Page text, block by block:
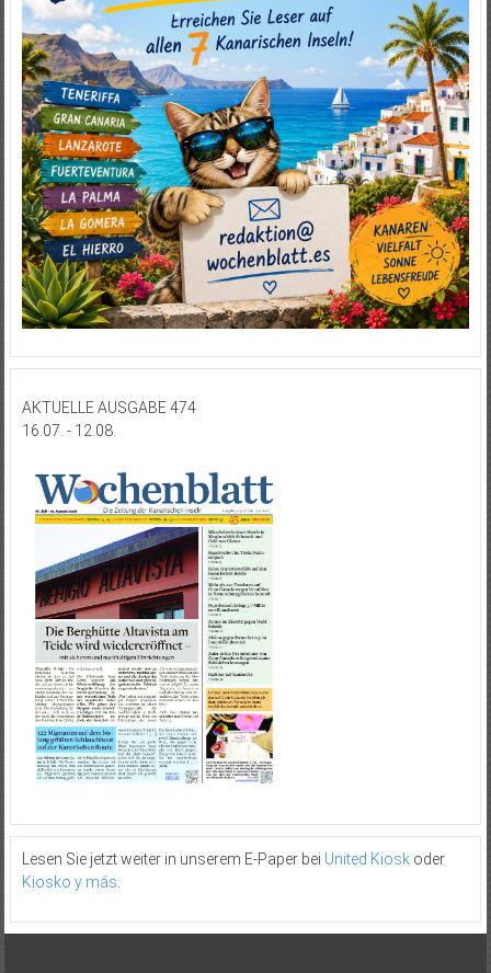
AKTUELLE AUSGABE 474
16.07. - 12.08.
Lesen Sie jetzt weiter in unserem E-Paper bei United Kioskoder
Kiosko y más